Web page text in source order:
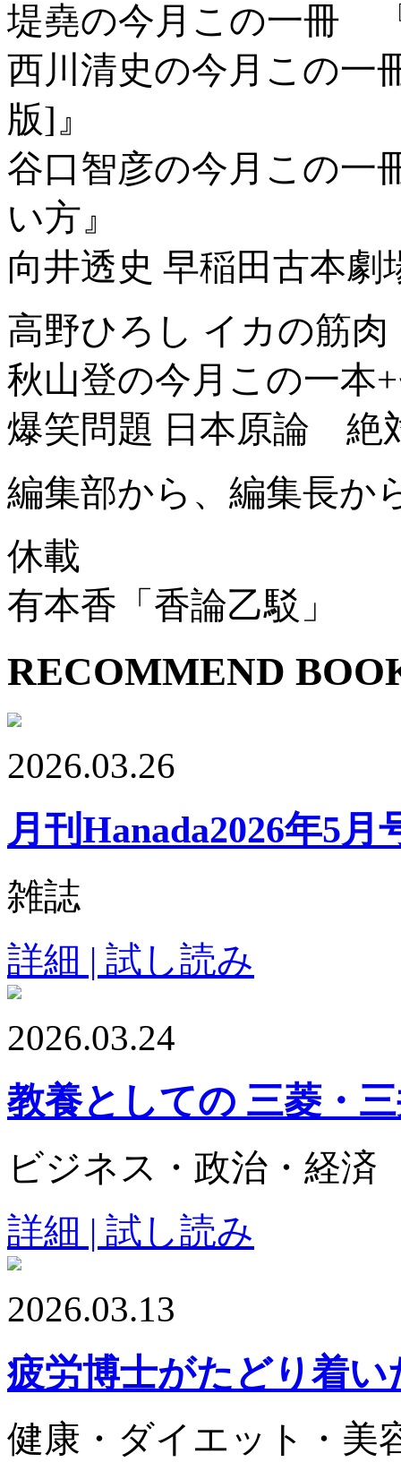
堤堯の今月この一冊
西川清史の今月この一
版]』
谷口智彦の今月この
い方』
向井透史 早稲田古本劇
高野ひろし イカの筋肉
秋山登の今月この一本
爆笑問題 日本原論 絶
編集部から、編集長か
休載
有本香「香論乙駁」
RECOMMEND
2026.03.26
月刊Hanada2026年5月
雑誌
詳細 | 試し読み
2026.03.24
教養としての 三菱・
ビジネス・政治・経済
詳細 | 試し読み
2026.03.13
疲労博士がたどり着
健康・ダイエット・美